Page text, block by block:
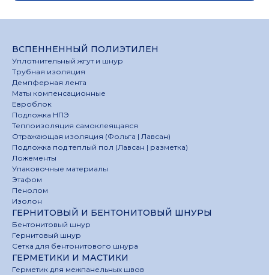
ВСПЕННЕННЫЙ ПОЛИЭТИЛЕН
Уплотнительный жгут и шнур
Трубная изоляция
Демпферная лента
Маты компенсационные
Евроблок
Подложка НПЭ
Теплоизоляция самоклеящаяся
Отражающая изоляция (Фольга | Лавсан)
Подложка под теплый пол (Лавсан | разметка)
Ложементы
Упаковочные материалы
Этафом
Пенолом
Изолон
ГЕРНИТОВЫЙ И БЕНТОНИТОВЫЙ ШНУРЫ
Бентонитовый шнур
Гернитовый шнур
Сетка для бентонитового шнура
ГЕРМЕТИКИ И МАСТИКИ
Герметик для межпанельных швов